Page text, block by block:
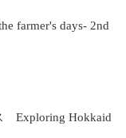
farmer's days- 2nd
Exploring Hokkaid